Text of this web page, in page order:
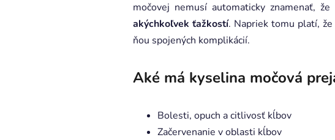
močovej nemusí automaticky znamenať,
akýchkoľvek ťažkostí. Napriek tomu platí,
ňou spojených komplikácií.
Aké má kyselina močová
Bolesti, opuch a citlivosť kĺbov
Začervenanie v oblasti kĺbov